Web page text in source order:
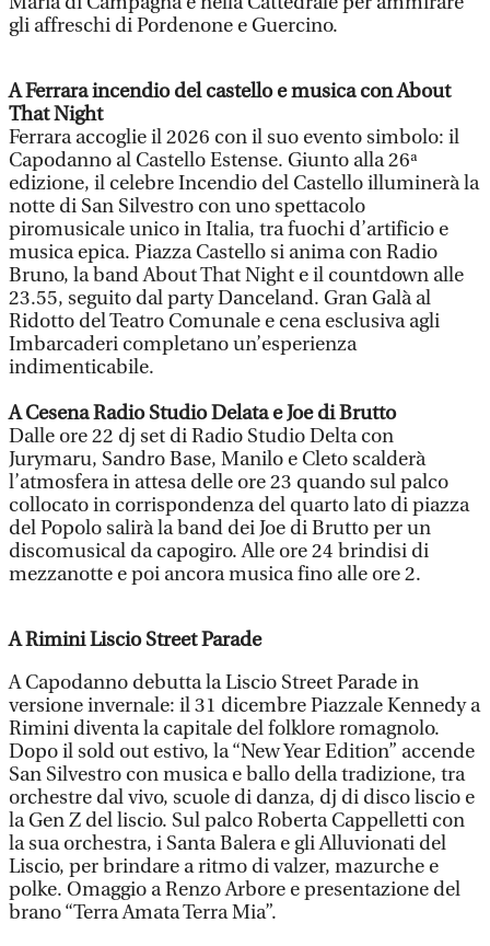
gli affreschi di Pordenone e Guercino.
A Ferrara incendio del castello e musica con About
That Night
Ferrara accoglie il 2026 con il suo evento simbolo: il
Capodanno al Castello Estense. Giunto alla 26ª
edizione, il celebre Incendio del Castello illuminerà la
notte di San Silvestro con uno spettacolo
piromusicale unico in Italia, tra fuochi d’artificio e
musica epica. Piazza Castello si anima con Radio
Bruno, la band About That Night e il countdown alle
23.55, seguito dal party Danceland. Gran Galà al
Ridotto del Teatro Comunale e cena esclusiva agli
Imbarcaderi completano un’esperienza
indimenticabile.
A Cesena Radio Studio Delata e Joe di Brutto
Dalle ore 22 dj set di Radio Studio Delta con
Jurymaru, Sandro Base, Manilo e Cleto scalderà
l’atmosfera in attesa delle ore 23 quando sul palco
collocato in corrispondenza del quarto lato di piazza
del Popolo salirà la band dei Joe di Brutto per un
discomusical da capogiro. Alle ore 24 brindisi di
mezzanotte e poi ancora musica fino alle ore 2.
A Rimini Liscio Street Parade
A Capodanno debutta la Liscio Street Parade in
versione invernale: il 31 dicembre Piazzale Kennedy a
Rimini diventa la capitale del folklore romagnolo.
Dopo il sold out estivo, la “New Year Edition” accende
San Silvestro con musica e ballo della tradizione, tra
orchestre dal vivo, scuole di danza, dj di disco liscio e
la Gen Z del liscio. Sul palco Roberta Cappelletti con
la sua orchestra, i Santa Balera e gli Alluvionati del
Liscio, per brindare a ritmo di valzer, mazurche e
polke. Omaggio a Renzo Arbore e presentazione del
brano “Terra Amata Terra Mia”.